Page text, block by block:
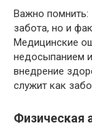
Важно помнить:
забота, но и
Медицинские
недосыпанием
внедрение
служит как
Физическая